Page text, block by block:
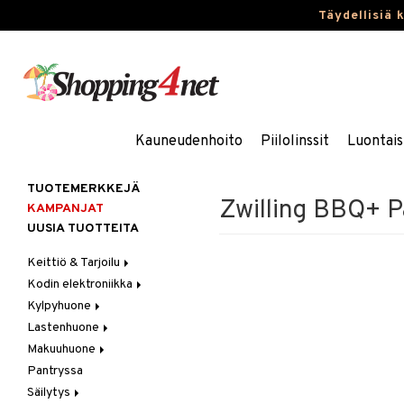
Täydellisiä
Kauneudenhoito Piilolinssit
Zwilling BBQ+
TUOTEMERKKEJÄ
KAMPANJAT
UUSIA TUOTTEITA
Keittiö & Tarjoilu
Aterimet
Kannut & Karahvit
Keittiösäilytys
Keittiötekstiilit
Keittiövälineet
Kodinkoneet
Kodin elektroniikka
Ääni
Kylpyhuone
Kylpyhuoneen sisustus
Kylpyhuoneen tarvikkeita
Kylpyhuoneen tekstiilit
Lastenhuone
Kylpyhuoneen koristelu
Lasten huonekalut
Lasten lamput
Makuuhuone
Huovat & Saalit
Koristetyynyt
Pantryssa
Säilytys